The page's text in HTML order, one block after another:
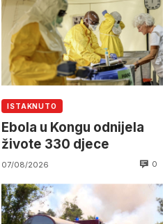
ISTAKNUTO
Ebola u Kongu odnijela
živote 330 djece
07/08/2026 0